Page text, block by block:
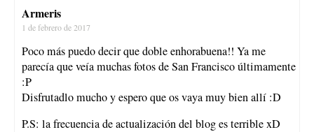
Armeris
1 de febrero de 2017
Poco más puedo decir que doble enhorabuena!! Ya me
parecía que veía muchas fotos de San Francisco últimamente
:P
Disfrutadlo mucho y espero que os vaya muy bien allí :D
P.S: la frecuencia de actualización del blog es terrible xD